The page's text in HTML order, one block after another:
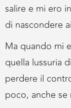
salire e mi ero
di nascondere
Ma quando mi
quella lussuria
perdere il
poco, anche se